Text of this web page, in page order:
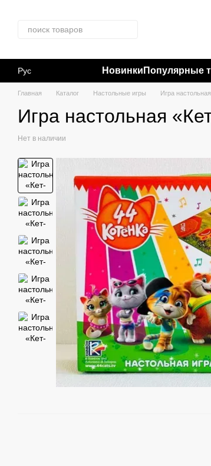
Рус Новинки Популярные
Главная Каталог Настольные игры Игра
Игра настольная
Нет в наличии